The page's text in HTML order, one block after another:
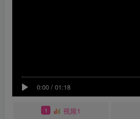
0:00 / 01:18
1 视频1